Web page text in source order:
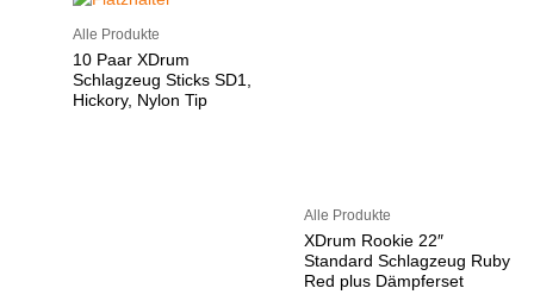
Alle Produkte
10 Paar XDrum
Schlagzeug Sticks SD1,
Hickory, Nylon Tip
Alle Produkte
XDrum Rookie 22″
Standard Schlagzeug Ruby
Red plus Dämpferset